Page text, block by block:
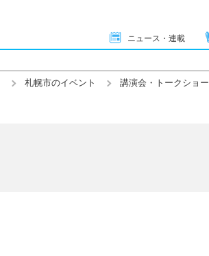
ニュース・連載
札幌市のイベント 講演会・トークショー